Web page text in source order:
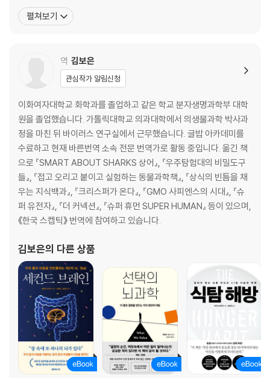
4부 거짓말, 빌어먹을 거짓말, 그리고 통계
13장 신호를 바꾸다: 실리콘밸리 최대의 사기극
14장 숫자는 클수록 좋은 법: 자연치유와 동종요법의 여전한 인기
5부 대환장 뉴스
15장 중립 지키려다 초가삼간 다 태운다: 트럼프의 거짓말과 탈진실 정치
16장 편향된 목소리: 보고 싶은 것만 가득한 SNS와 알고리즘
17장 가짜여도 좋아: 가짜뉴스와 탈진실의 시대
18장 나쁜 인플루언서: 이익에 따라 움직이는 사람들
6부 어둠을 밝히는 촛불
20장 화물 신앙의 출현: 과학의 옷을 걸친 유사 과학들
21장 건강한 회의주의: 왜 음모론은 끈질기게 살아남는가
[나가며] 세상이 불탄다면 우리도 그럴 것이다
[감사의 글]
[참고문헌]
[찾아보기]
원을 지낸 후 벨파스트퀸즈대학교의 상급학제간방사선연구센터와
수리물리대학에서 근무했다. 반(反)불소 캠페인과 의료용 대마초 합
펼쳐보기
역 김보은
관심작가 알림신청
이화여자대학교 화학과를 졸업하고 같은 학교 분자생명과학부 대학
원을 졸업했습니다. 가톨릭대학교 의과대학에서 의생물과학 박사과
정을 마친 뒤 바이러스 연구실에서 근무했습니다. 글밥 아카데미를
수료하고 현재 바른번역 소속 전문 번역가로 활동 중입니다. 옮긴 책
으로 『SMART ABOUT SHARKS 상어』, 『우주탐험대의 비밀도구
들』, 『접고 오리고 붙이고 실험하는 동물과학책』, 『상식의 빈틈을 채
우는 지식백과』, 『크리스퍼가 온다』, 『GMO 사피엔스의 시대』, 『슈
퍼 유전자』, 『더 커넥션』, 『슈퍼 휴먼 SUPER HUMAN』 등이 있으며,
《한국 스켑틱》 번역에 참여하고 있습니다.
김보은의 다른 상품